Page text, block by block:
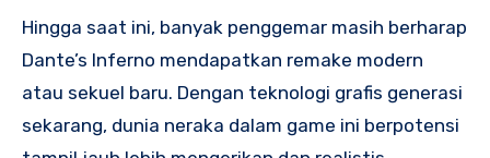
Hingga saat ini, banyak penggemar masih berharap
Dante’s Inferno mendapatkan remake modern
atau sekuel baru. Dengan teknologi grafis generasi
sekarang, dunia neraka dalam game ini berpotensi